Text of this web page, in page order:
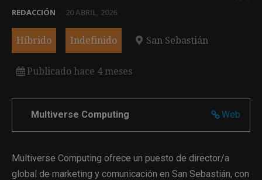
REDACCIÓN 20 ABRIL, 2026
Híbrido Indefinido San Sebastián
Publicado hace 4 meses
Web
Multiverse Computing
Multiverse Computing ofrece un puesto de director/a
global de marketing y comunicación en San Sebastián, con